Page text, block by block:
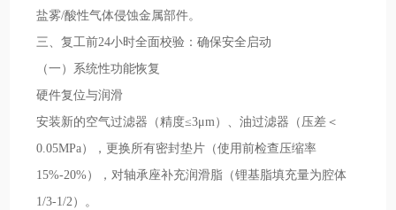
盐雾/酸性气体侵蚀金属部件。
三、复工前24小时全面校验：确保安全启动
（一）系统性功能恢复
硬件复位与润滑
安装新的空气过滤器（精度≤3μm）、油过滤器（压差＜
0.05MPa），更换所有密封垫片（使用前检查压缩率
15%-20%），对轴承座补充润滑脂（锂基脂填充量为腔体
1/3-1/2）。